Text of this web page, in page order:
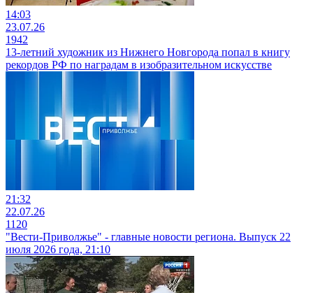
14:03
23.07.26
1942
13-летний художник из Нижнего Новгорода попал в книгу
рекордов РФ по наградам в изобразительном искусстве
21:32
22.07.26
1120
"Вести-Приволжье" - главные новости региона. Выпуск 22
июля 2026 года, 21:10